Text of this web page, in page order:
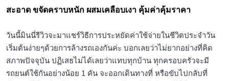
สะอาด ขจัดคราบหนัก ผสมเคลือบเงา คุ้มค่าคุ้มราคา
วันนี้มินนี่รีวิวจะมาแชร์วิธีการประหยัดค่าใช้จ่ายในชีวิตประจำวัน
เริ่มต้นง่ายๆด้วยการล้างรถเองกันค่ะ บอกเลยว่าไม่ยากอย่างที่คิด
สภาพปัจจุบัน ปฏิเสธไม่ได้เลยว่าแทบทุกบ้าน ทุกครอบครัวจะมี
รถยนต์ใช้กันอย่างน้อย 1 คัน จะออกเดินทางที่ หรือขับไปกลับที่